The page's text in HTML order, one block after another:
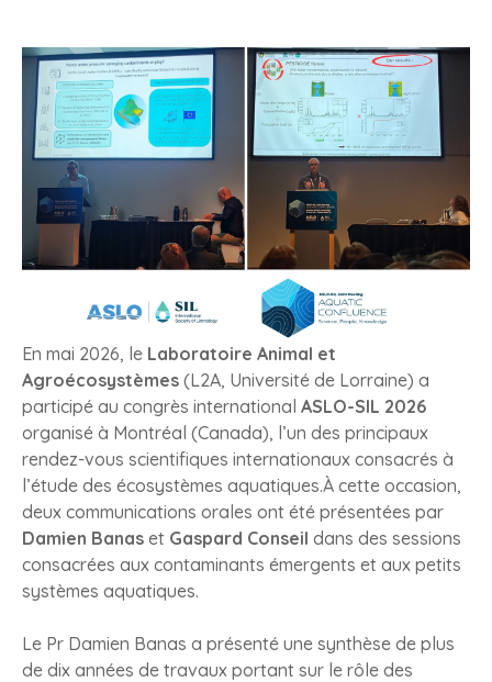
En mai 2026, le Laboratoire Animal et
Agroécosystèmes (L2A, Université de Lorraine) a
participé au congrès international ASLO-SIL 2026
organisé à Montréal (Canada), l’un des principaux
rendez-vous scientifiques internationaux consacrés à
l’étude des écosystèmes aquatiques.À cette occasion,
deux communications orales ont été présentées par
Damien Banas et Gaspard Conseil dans des sessions
consacrées aux contaminants émergents et aux petits
systèmes aquatiques.
Le Pr Damien Banas a présenté une synthèse de plus
de dix années de travaux portant sur le rôle des